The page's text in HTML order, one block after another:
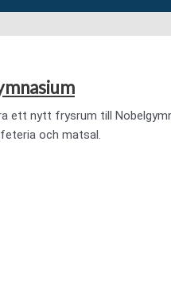
nytt frysrum till
och matsal.